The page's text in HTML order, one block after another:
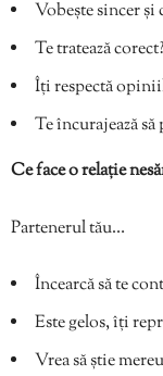
Vobește sincer și
Te tratează corect?
Îți respectă
Te încurajează
Ce face o relație
Partenerul tău…
Încearcă să te
Este gelos, îți
Vrea să știe